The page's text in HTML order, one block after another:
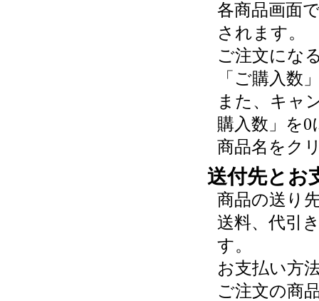
各商品画面
されます。
ご注文にな
「ご購入数
また、キャ
購入数」を
商品名をク
送付先とお
商品の送り
送料、代引
す。
お支払い方
ご注文の商